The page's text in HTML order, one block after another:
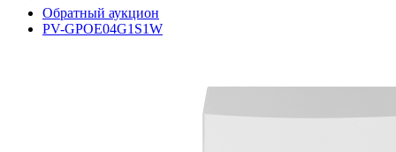
Обратный аукцион
PV-GPOE04G1S1W